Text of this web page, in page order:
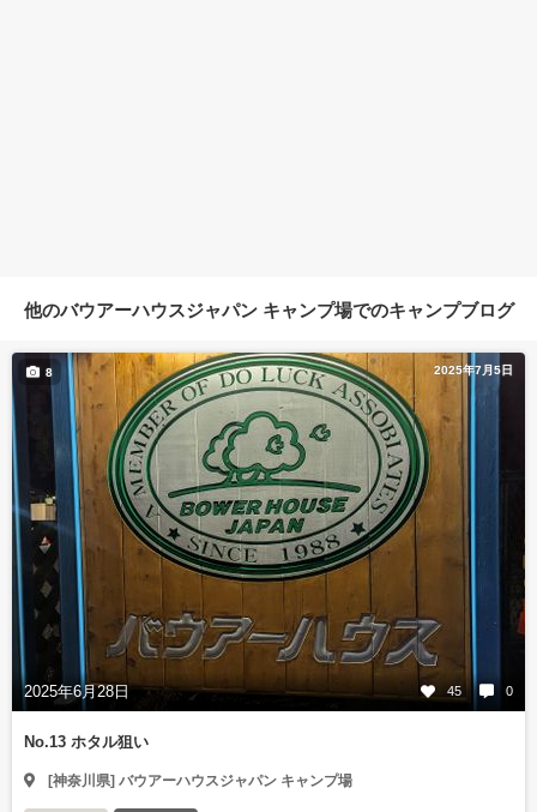
他のバウアーハウスジャパン キャンプ場でのキャンプブログ
2025年7月5日
2025年6月28日 45 0
8
No.13 ホタル狙い
[神奈川県] バウアーハウスジャパン キャンプ場